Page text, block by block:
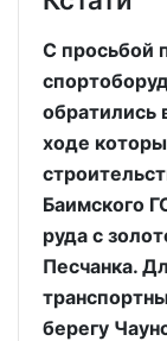
С просьбой
обратились
ходе
Баимского
руда с
Песчанка.
берегу